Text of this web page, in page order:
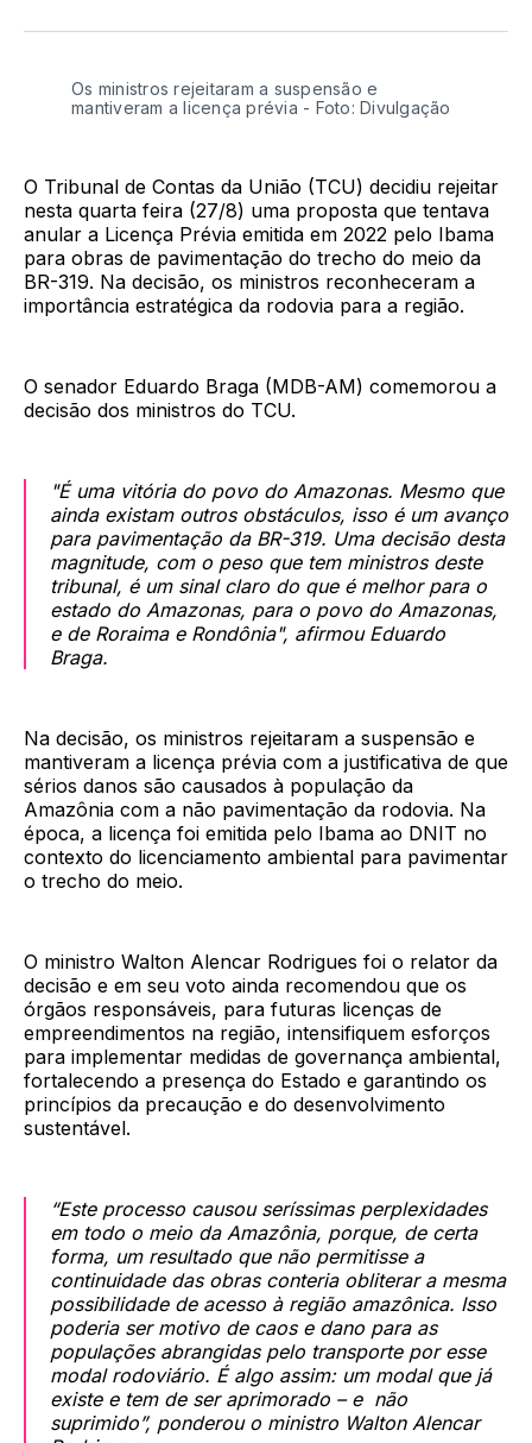
BlueSkyTwitterFacebook
LinkedInWhatsApp
Email
Os ministros rejeitaram a suspensão e
mantiveram a licença prévia - Foto: Divulgação
O Tribunal de Contas da União (TCU) decidiu rejeitar
nesta quarta feira (27/8) uma proposta que tentava
anular a Licença Prévia emitida em 2022 pelo Ibama
para obras de pavimentação do trecho do meio da
BR-319. Na decisão, os ministros reconheceram a
importância estratégica da rodovia para a região.
O senador Eduardo Braga (MDB-AM) comemorou a
decisão dos ministros do TCU.
"É uma vitória do povo do Amazonas. Mesmo que
ainda existam outros obstáculos, isso é um avanço
para pavimentação da BR-319. Uma decisão desta
magnitude, com o peso que tem ministros deste
tribunal, é um sinal claro do que é melhor para o
estado do Amazonas, para o povo do Amazonas,
e de Roraima e Rondônia", afirmou Eduardo
Braga.
Na decisão, os ministros rejeitaram a suspensão e
mantiveram a licença prévia com a justificativa de que
sérios danos são causados à população da
Amazônia com a não pavimentação da rodovia. Na
época, a licença foi emitida pelo Ibama ao DNIT no
contexto do licenciamento ambiental para pavimentar
o trecho do meio.
O ministro Walton Alencar Rodrigues foi o relator da
decisão e em seu voto ainda recomendou que os
órgãos responsáveis, para futuras licenças de
empreendimentos na região, intensifiquem esforços
para implementar medidas de governança ambiental,
fortalecendo a presença do Estado e garantindo os
princípios da precaução e do desenvolvimento
sustentável.
“Este processo causou seríssimas perplexidades
em todo o meio da Amazônia, porque, de certa
forma, um resultado que não permitisse a
continuidade das obras conteria obliterar a mesma
possibilidade de acesso à região amazônica. Isso
poderia ser motivo de caos e dano para as
populações abrangidas pelo transporte por esse
modal rodoviário. É algo assim: um modal que já
existe e tem de ser aprimorado – e não
suprimido”, ponderou o ministro Walton Alencar